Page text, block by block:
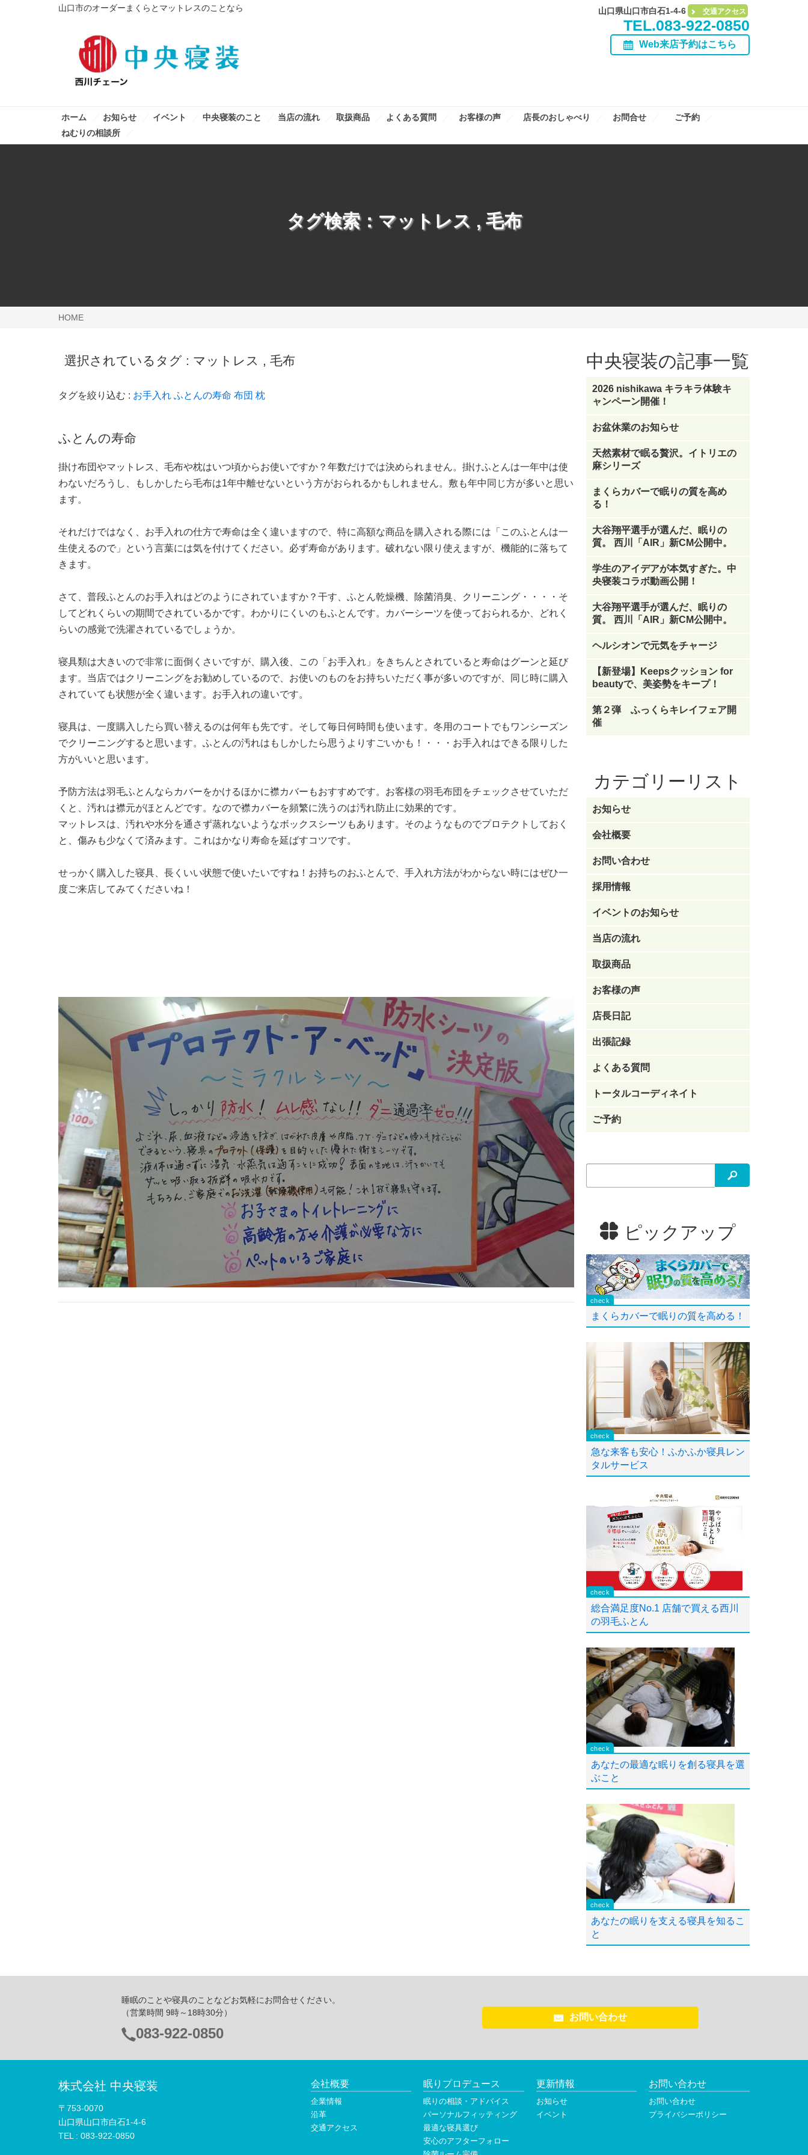
山口市のオーダーまくらとマットレスのことなら 山口県山口市白石1-4-6 交通アクセス
TEL.083-922-0850
Web来店予約はこちら
ホーム お知らせ イベント 中央寝装のこと 当店の流れ 取扱商品 よくある質問 お客様の声 店長のおしゃべり お問合せ
ご予約
ねむりの相談所
タグ検索： マットレス , 毛布
HOME
選択されているタグ : マットレス , 毛布
タグを絞り込む : お手入れ ふとんの寿命 布団 枕
ふとんの寿命
掛け布団やマットレス、毛布や枕はいつ頃からお使いですか？年数だけでは決められません。掛けふとんは一年中は使
わないだろうし、もしかしたら毛布は1年中離せないという方がおられるかもしれません。敷も年中同じ方が多いと思い
ます。
それだけではなく、お手入れの仕方で寿命は全く違いますので、特に高額な商品を購入される際には「このふとんは一
生使えるので」という言葉には気を付けてください。必ず寿命があります。破れない限り使えますが、機能的に落ちて
きます。
さて、普段ふとんのお手入れはどのようにされていますか？干す、ふとん乾燥機、除菌消臭、クリーニング・・・・そ
してどれくらいの期間でされているかです。わかりにくいのもふとんです。カバーシーツを使っておられるか、どれく
らいの感覚で洗濯されているでしょうか。
寝具類は大きいので非常に面倒くさいですが、購入後、この「お手入れ」をきちんとされていると寿命はグーンと延び
ます。当店ではクリーニングをお勧めしているので、お使いのものをお持ちいただく事が多いのですが、同じ時に購入
されていても状態が全く違います。お手入れの違いです。
寝具は、一度購入したら買い替えるのは何年も先です。そして毎日何時間も使います。冬用のコートでもワンシーズン
でクリーニングすると思います。ふとんの汚れはもしかしたら思うよりすごいかも！・・・お手入れはできる限りした
方がいいと思います。
予防方法は羽毛ふとんならカバーをかけるほかに襟カバーもおすすめです。お客様の羽毛布団をチェックさせていただ
くと、汚れは襟元がほとんどです。なので襟カバーを頻繁に洗うのは汚れ防止に効果的です。
マットレスは、汚れや水分を通さず蒸れないようなボックスシーツもあります。そのようなものでプロテクトしておく
と、傷みも少なくて済みます。これはかなり寿命を延ばすコツです。
せっかく購入した寝具、長くいい状態で使いたいですね！お持ちのおふとんで、手入れ方法がわからない時にはぜひ一
度ご来店してみてくださいね！
中央寝装の記事一覧
2026 nishikawa キラキラ体験キ
ャンペーン開催！
お盆休業のお知らせ
天然素材で眠る贅沢。イトリエの
麻シリーズ
まくらカバーで眠りの質を高め
る！
大谷翔平選手が選んだ、眠りの
質。 西川「AIR」新CM公開中。
学生のアイデアが本気すぎた。中
央寝装コラボ動画公開！
大谷翔平選手が選んだ、眠りの
質。 西川「AIR」新CM公開中。
ヘルシオンで元気をチャージ
【新登場】Keepsクッション for
beautyで、美姿勢をキープ！
第２弾 ふっくらキレイフェア開
催
カテゴリーリスト
お知らせ
会社概要
お問い合わせ
採用情報
イベントのお知らせ
当店の流れ
取扱商品
お客様の声
店長日記
出張記録
よくある質問
トータルコーディネイト
ご予約
検索
ピックアップ
まくらカバーで眠りの質を高める！
急な来客も安心！ふかふか寝具レン
タルサービス
総合満足度No.1 店舗で買える西川
の羽毛ふとん
あなたの最適な眠りを創る寝具を選
ぶこと
あなたの眠りを支える寝具を知るこ
と
睡眠のことや寝具のことなどお気軽にお問合せください。
（営業時間 9時～18時30分）
電
号：
083-922-0850
お問い合わせ
株式会社 中央寝装
〒753-0070
山口県山口市白石1-4-6
TEL : 083-922-0850
会社概要
企業情報
沿革
交通アクセス
眠りプロデュース
眠りの相談・アドバイス
パーソナルフィッティング
最適な寝具選び
安心のアフターフォロー
更新情報
お知らせ
イベント
お問い合わせ
お問い合わせ
プライバシーポリシー